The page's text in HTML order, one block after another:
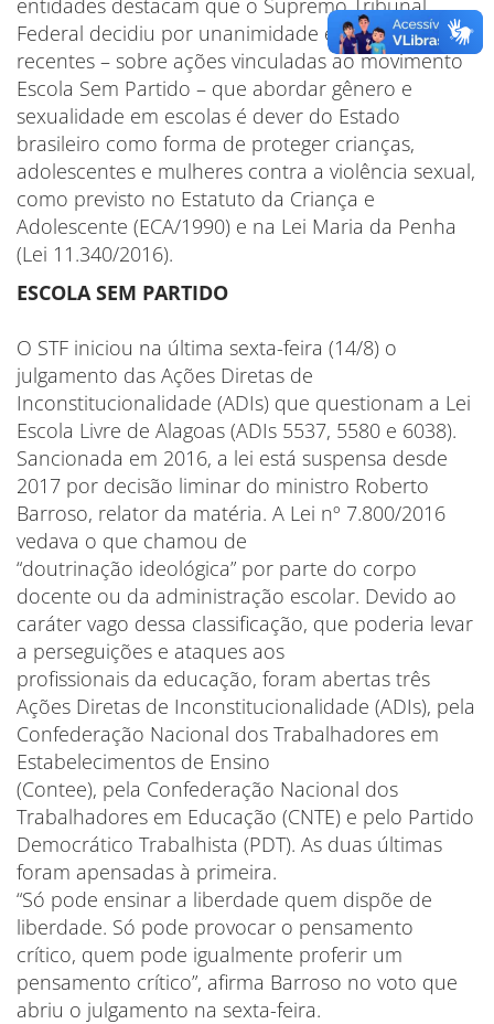
Federal decidiu por unanimidade em julgamentos
recentes – sobre ações vinculadas ao movimento
Escola Sem Partido – que abordar gênero e
sexualidade em escolas é dever do Estado
brasileiro como forma de proteger crianças,
adolescentes e mulheres contra a violência sexual,
como previsto no Estatuto da Criança e
Adolescente (ECA/1990) e na Lei Maria da Penha
(Lei 11.340/2016).
ESCOLA SEM PARTIDO
O STF iniciou na última sexta-feira (14/8) o
julgamento das Ações Diretas de
Inconstitucionalidade (ADIs) que questionam a Lei
Escola Livre de Alagoas (ADIs 5537, 5580 e 6038).
Sancionada em 2016, a lei está suspensa desde
2017 por decisão liminar do ministro Roberto
Barroso, relator da matéria. A Lei nº 7.800/2016
vedava o que chamou de
“doutrinação ideológica” por parte do corpo
docente ou da administração escolar. Devido ao
caráter vago dessa classificação, que poderia levar
a perseguições e ataques aos
profissionais da educação, foram abertas três
Ações Diretas de Inconstitucionalidade (ADIs), pela
Confederação Nacional dos Trabalhadores em
Estabelecimentos de Ensino
(Contee), pela Confederação Nacional dos
Trabalhadores em Educação (CNTE) e pelo Partido
Democrático Trabalhista (PDT). As duas últimas
foram apensadas à primeira.
“Só pode ensinar a liberdade quem dispõe de
liberdade. Só pode provocar o pensamento
crítico, quem pode igualmente proferir um
pensamento crítico”, afirma Barroso no voto que
abriu o julgamento na sexta-feira.